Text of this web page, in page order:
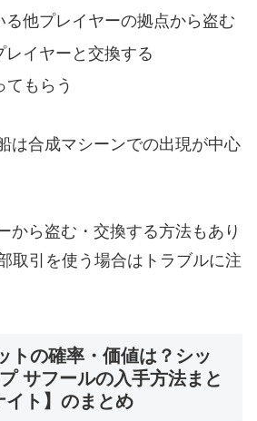
る他プレイヤーの拠点から盗む
レイヤーと交換する
てもらう
は合成マシーンでの出現が中心
から盗む・交換する方法もあり
取引を使う場合はトラブルに注
トの確率・価値は？シッ
サフールの入手方法まと
イト】のまとめ